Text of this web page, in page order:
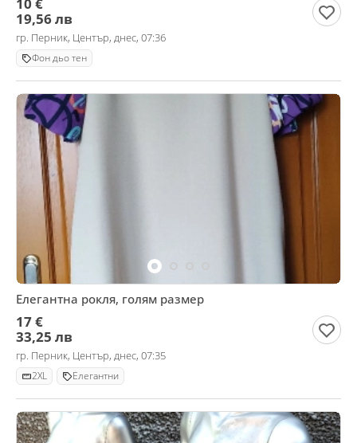
19,56 лв
гр. Перник, Център, днес, 07:36
Фон дьо тен
Елегантна рокля, голям размер
17 €
33,25 лв
гр. Перник, Център, днес, 07:35
2XL Елегантни